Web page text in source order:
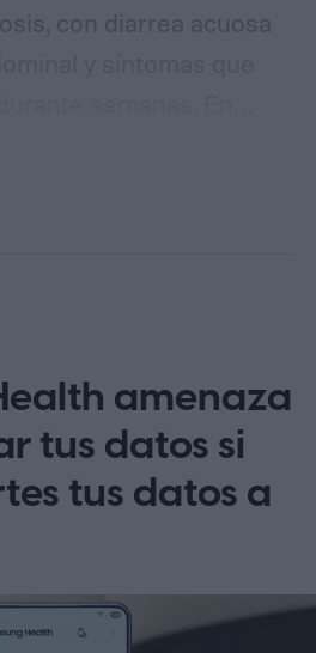
con diarrea acuosa
especialmente
a brotes masivos
amenaza
tus datos si
tus datos a